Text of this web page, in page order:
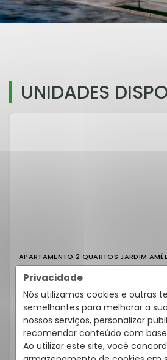
Privacidade
Nós utilizamos cookies e outras
semelhantes para melhorar a
nossos serviços, personalizar
recomendar conteúdo com
Ao utilizar este site, você
UNIDADES
APARTAMENTO 2 QUARTOS JARDIM
Rua Marechal Floriano Peixoto, 418,
Residencial Monalisa
633002040